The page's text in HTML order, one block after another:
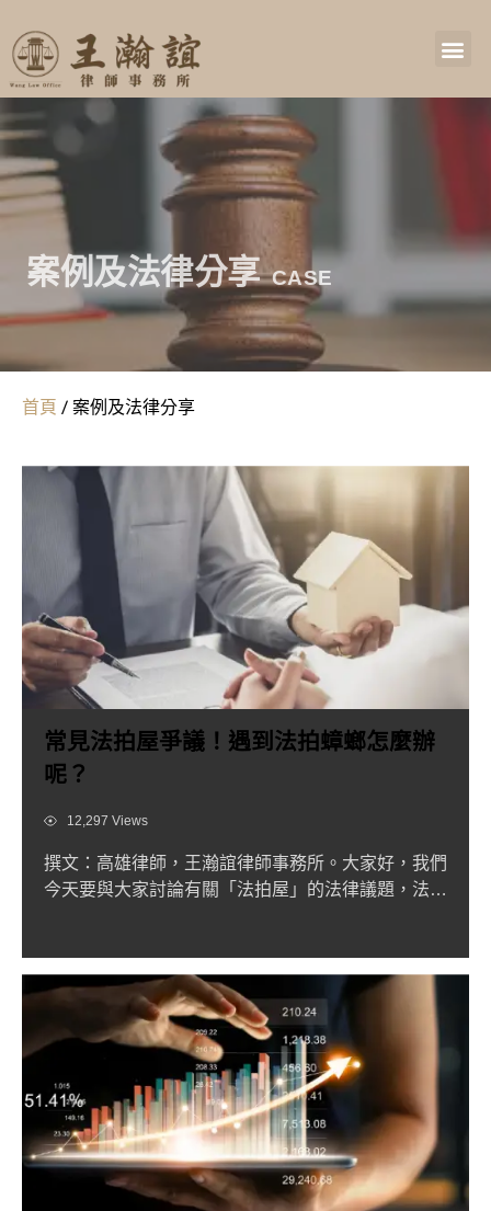
案例及法律分享 CASE
首頁 /案例及法律分享
常見法拍屋爭議！遇到法拍蟑螂怎麼辦
呢？
Views12,297 Views
撰文：高雄律師，王瀚誼律師事務所。大家好，我們
今天要與大家討論有關「法拍屋」的法律議題，法拍